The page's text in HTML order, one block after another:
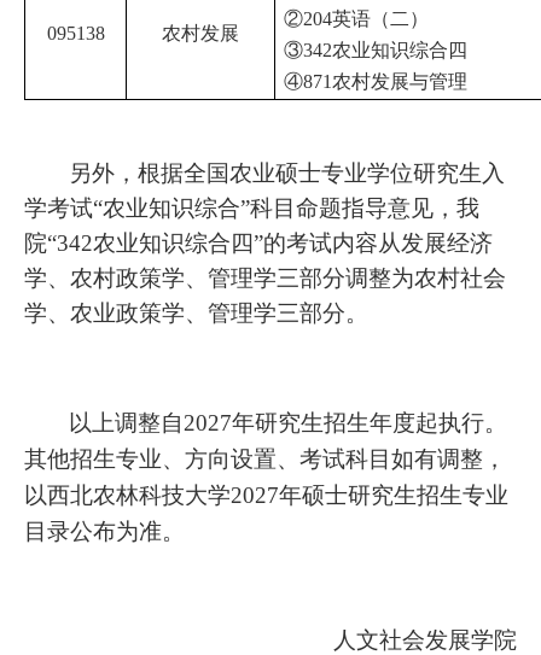
095138 农村发展
②204英语（二）
③342农业知识综合四
④871农村发展与管理
另外，根据全国农业硕士专业学位研究生入
学考试“农业知识综合”科目命题指导意见，我
院“342农业知识综合四”的考试内容从发展经济
学、农村政策学、管理学三部分调整为农村社会
学、农业政策学、管理学三部分。
以上调整自2027年研究生招生年度起执行。
其他招生专业、方向设置、考试科目如有调整，
以西北农林科技大学2027年硕士研究生招生专业
目录公布为准。
人文社会发展学院